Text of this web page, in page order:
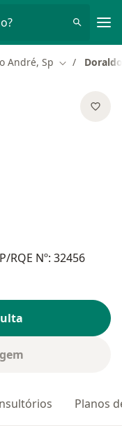
André, Sp Mudar de
RQE Nº: 32456
Planos